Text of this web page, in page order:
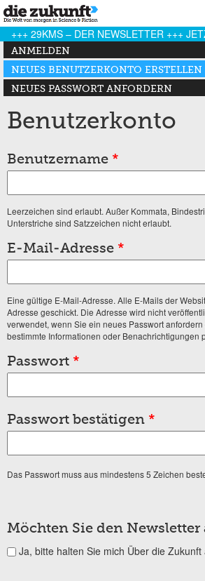
+++ 29KMS – DER NEWSLETTER +++
Haupt-Reiter
ANMELDEN
NEUES BENUTZERKONTO ERSTELLEN
(AKTIVER REITER)
NEUES PASSWORT ANFORDERN
Benutzerkonto
Benutzername *
Leerzeichen sind erlaubt. Außer Kommata,
Unterstriche sind Satzzeichen nicht erlaubt.
E-Mail-Adresse *
Eine gültige E-Mail-Adresse. Alle E-Mails der
Adresse geschickt. Die Adresse wird nicht
verwendet, wenn Sie ein neues Passwort
bestimmte Informationen oder Benachrichtigungen
Passwort *
Passwort bestätigen *
Das Passwort muss aus mindestens 5 Zeichen
Möchten Sie den Newsletter
Ja, bitte halten Sie mich Über die